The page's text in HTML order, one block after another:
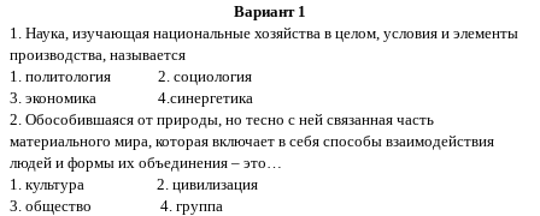
Вариант 1
1. Наука, изучающая национальные хозяйства в целом, условия и элементы
производства, называется
1. политология 2. социология
3. экономика 4.синергетика
2. Обособившаяся от природы, но тесно с ней связанная часть
материального мира, которая включает в себя способы взаимодействия
людей и формы их объединения – это…
1. культура 2. цивилизация
3. общество 4. группа